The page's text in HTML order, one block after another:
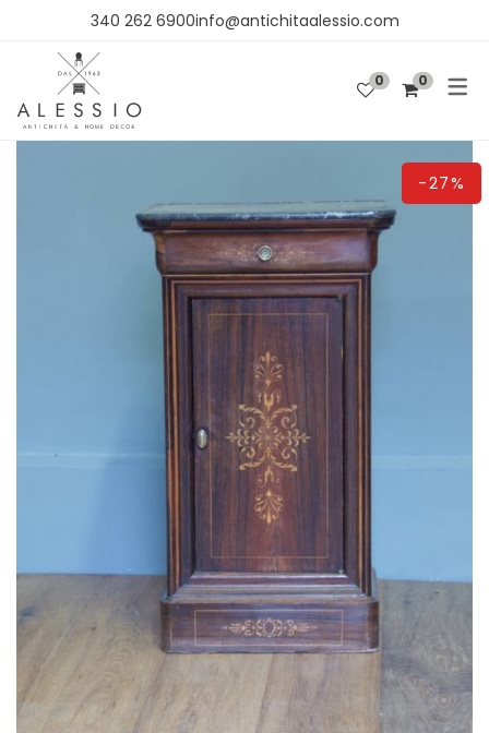
SHOP
OGGETTISTICA
TESSUTI E CARTA DA PARATI
340 262 6900info@antichitaalessio.com
0 0
-27%